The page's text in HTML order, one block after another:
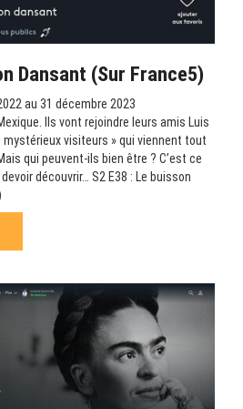
Dansant (sur France5)
au 31 décembre 2023
Ils vont rejoindre leurs amis Luis
visiteurs » qui viennent tout
qui peuvent-ils bien être ? C’est ce
découvrir… S2 E38 : Le buisson